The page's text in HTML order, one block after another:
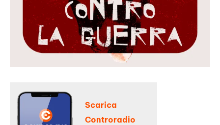
Scarica
Controradio